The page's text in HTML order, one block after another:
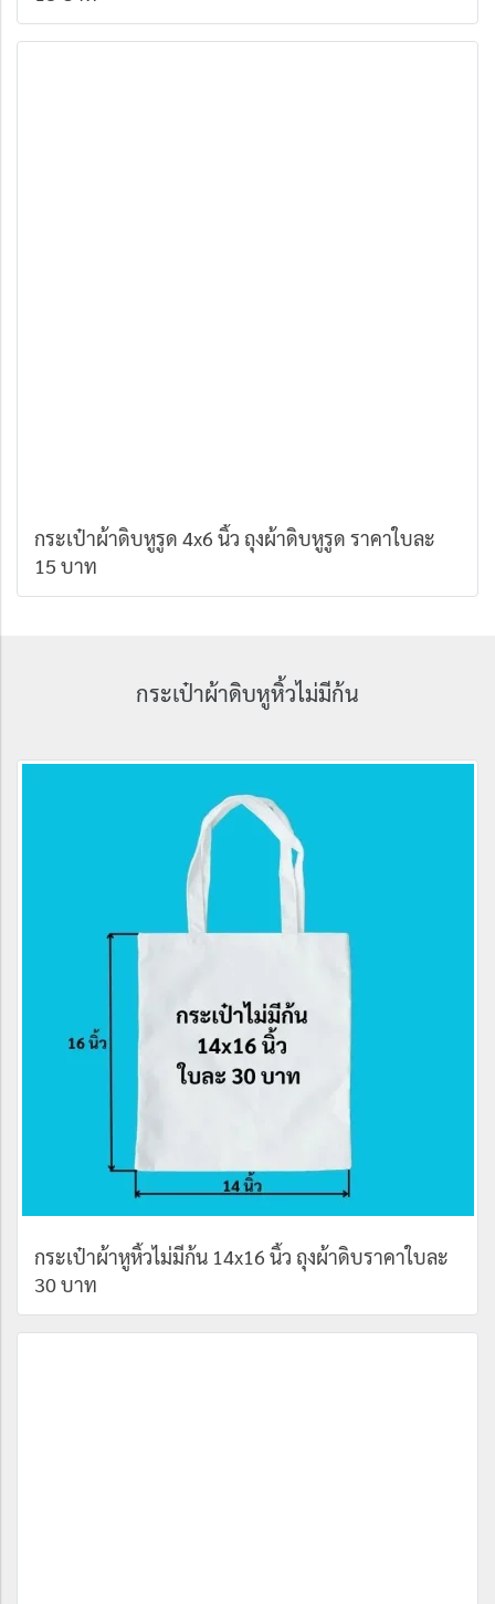
กระเป๋าผ้าดิบหูรูด 4x6 นิ้ว ถุงผ้าดิบหูรูด ราคาใบละ
15 บาท
กระเป๋าผ้าดิบหูหิ้วไม่มีก้น
กระเป๋าผ้าหูหิ้วไม่มีก้น 14x16 นิ้ว ถุงผ้าดิบราคาใบละ
30 บาท